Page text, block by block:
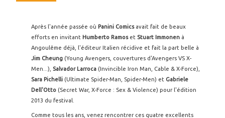
Après l'année passée où Panini Comics avait fait de beaux
efforts en invitant Humberto Ramos et Stuart Immonen à
Angoulême déjà, l'éditeur Italien récidive et fait la part belle à
Jim Cheung (Young Avengers, couvertures d'Avengers VS X-
Men...), Salvador Larroca (Invincible Iron Man, Cable & X-Force),
Sara Pichelli (Ultimate Spider-Man, Spider-Men) et Gabriele
Dell'Otto (Secret War, X-Force : Sex & Violence) pour l'édition
2013 du festival.
Comme tous les ans, venez rencontrer ces quatre excellents